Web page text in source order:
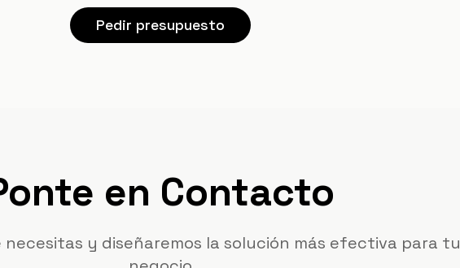
Pedir presupuesto
en Contacto
y diseñaremos la solución más efectiva para tu